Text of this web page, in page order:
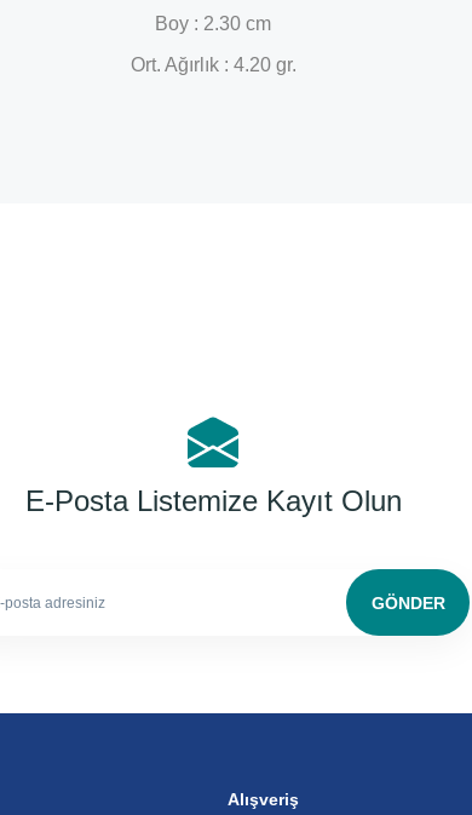
Boy : 2.30 cm
Ort. Ağırlık : 4.20 gr.
E-Posta Listemize Kayıt Olun
GÖNDER
Alışveriş